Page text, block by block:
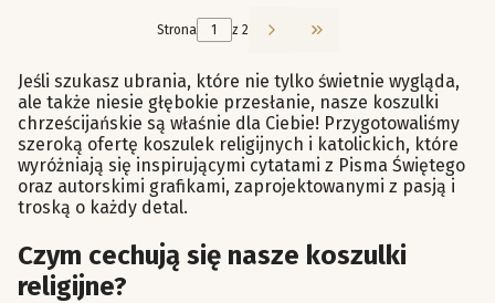
Strona z 2 Przejdź do ostatniej
Jeśli szukasz ubrania, które nie tylko świetnie wygląda,
ale także niesie głębokie przesłanie, nasze koszulki
chrześcijańskie są właśnie dla Ciebie! Przygotowaliśmy
szeroką ofertę koszulek religijnych i katolickich, które
wyróżniają się inspirującymi cytatami z Pisma Świętego
oraz autorskimi grafikami, zaprojektowanymi z pasją i
troską o każdy detal.
Czym cechują się nasze koszulki
religijne?